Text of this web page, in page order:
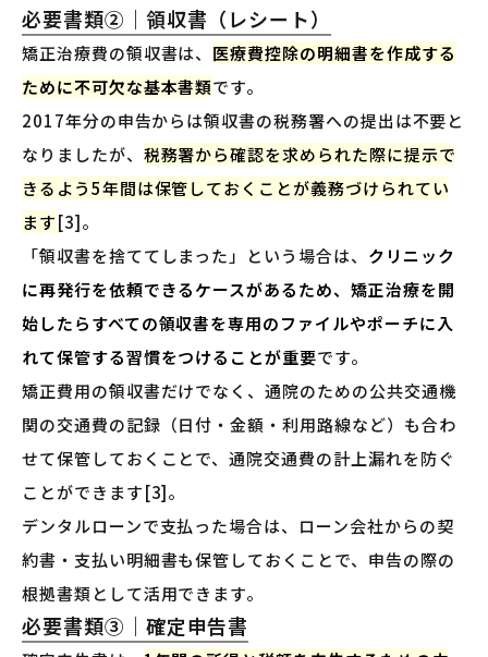
必要書類②｜領収書（レシート）
矯正治療費の領収書は、 医療費控除の明細書を作成する
ために不可欠な基本書類です。
2017年分の申告からは領収書の税務署への提出は不要と
なりましたが、 税務署から確認を求められた際に提示で
きるよう5年間は保管しておくことが義務づけられてい
ます[3]。
「領収書を捨ててしまった」という場合は、 クリニック
に再発行を依頼できるケースがあるため、矯正治療を開
始したらすべての領収書を専用のファイルやポーチに入
れて保管する習慣をつけることが重要です。
矯正費用の領収書だけでなく、通院のための公共交通機
関の交通費の記録（日付・金額・利用路線など）も合わ
せて保管しておくことで、通院交通費の計上漏れを防ぐ
ことができます[3]。
デンタルローンで支払った場合は、ローン会社からの契
約書・支払い明細書も保管しておくことで、申告の際の
根拠書類として活用できます。
必要書類③｜確定申告書